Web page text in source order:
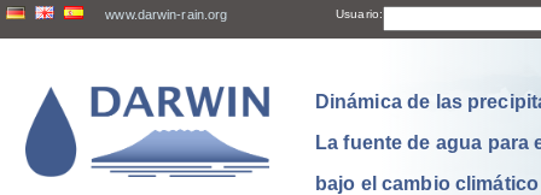
www.darwin-rain.org Usuario:
Dinámica de las
La fuente de agua para
bajo el cambio climático